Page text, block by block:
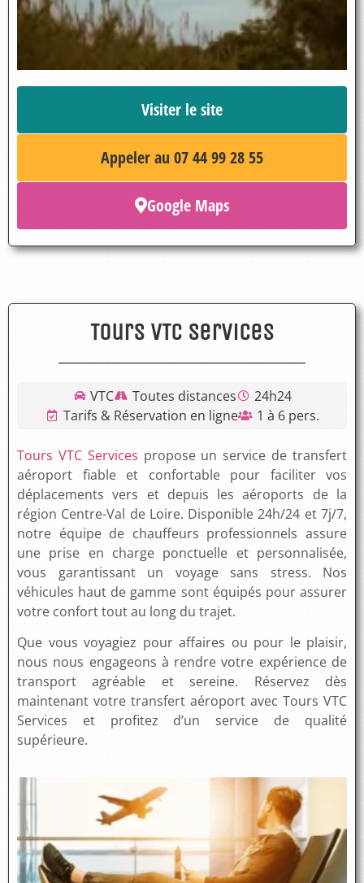
Visiter le site
Appeler au 07 44 99 28 55
Google Maps
Tours VTC Services
VTC Toutes distances
24h24
Tarifs & Réservation en ligne
1 à 6 pers.
Tours VTC Services propose un service de transfert
aéroport fiable et confortable pour faciliter vos
déplacements vers et depuis les aéroports de la
région Centre-Val de Loire. Disponible 24h/24 et 7j/7,
notre équipe de chauffeurs professionnels assure
une prise en charge ponctuelle et personnalisée,
vous garantissant un voyage sans stress. Nos
véhicules haut de gamme sont équipés pour assurer
votre confort tout au long du trajet.
Que vous voyagiez pour affaires ou pour le plaisir,
nous nous engageons à rendre votre expérience de
transport agréable et sereine. Réservez dès
maintenant votre transfert aéroport avec Tours VTC
Services et profitez d’un service de qualité
supérieure.